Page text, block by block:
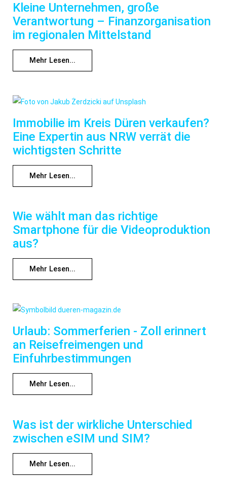
Kleine Unternehmen, große
Verantwortung – Finanzorganisation
im regionalen Mittelstand
Mehr Lesen...
Immobilie im Kreis Düren verkaufen?
Eine Expertin aus NRW verrät die
wichtigsten Schritte
Mehr Lesen...
Wie wählt man das richtige
Smartphone für die Videoproduktion
aus?
Mehr Lesen...
Urlaub: Sommerferien - Zoll erinnert
an Reisefreimengen und
Einfuhrbestimmungen
Mehr Lesen...
Was ist der wirkliche Unterschied
zwischen eSIM und SIM?
Mehr Lesen...